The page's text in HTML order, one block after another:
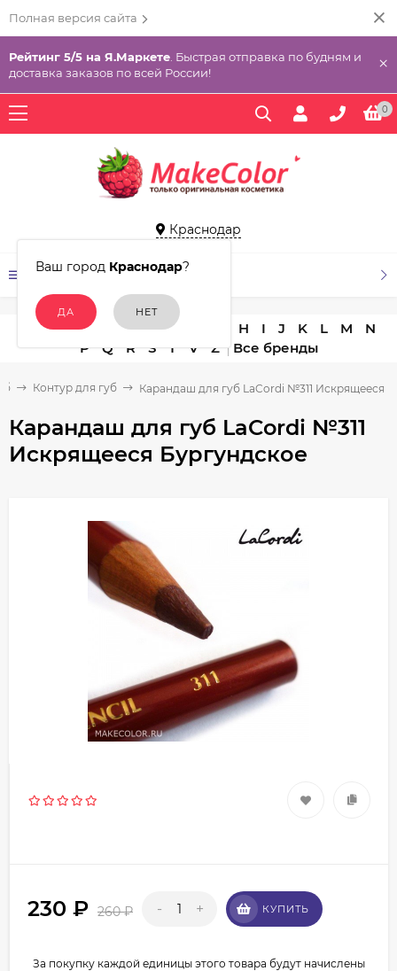
Полная версия сайта
Рейтинг 5/5 на Я.Маркете . Быстрая отправка по будням и
доставка заказов по всей России!
×
0
Краснодар
Ваш город Краснодар?
КАТАЛОГ ТОВАРОВ
A C D E H I J K L M
N
P
Q R S T V Z
Контур для губ Карандаш для губ LaCordi №311 Искрящееся
Карандаш для губ LaCordi №311
Искрящееся Бургундское
230 ₽ 260₽ - + КУПИТЬ
За покупку каждой единицы этого товара будут начислены